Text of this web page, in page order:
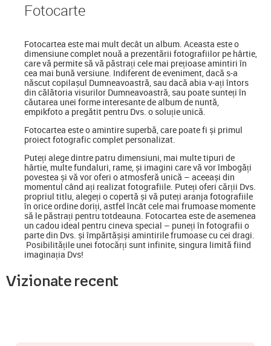
Fotocarte
Fotocartea este mai mult decât un album. Aceasta este o
dimensiune complet nouă a prezentării fotografiilor pe hârtie,
care vă permite să vă păstrați cele mai prețioase amintiri în
cea mai bună versiune. Indiferent de eveniment, dacă s-a
născut copilașul Dumneavoastră, sau dacă abia v-ați întors
din călătoria visurilor Dumneavoastră, sau poate sunteți în
căutarea unei forme interesante de album de nuntă,
empikfoto a pregătit pentru Dvs. o soluție unică.
Fotocartea este o amintire superbă, care poate fi și primul
proiect fotografic complet personalizat.
Puteți alege dintre patru dimensiuni, mai multe tipuri de
hârtie, multe fundaluri, rame, și imagini care vă vor îmbogăți
povestea și vă vor oferi o atmosferă unică – aceeași din
momentul când ați realizat fotografiile. Puteți oferi cărții Dvs.
propriul titlu, alegeți o copertă și vă puteți aranja fotografiile
în orice ordine doriți, astfel încât cele mai frumoase momente
să le păstrați pentru totdeauna. Fotocartea este de asemenea
un cadou ideal pentru cineva special – puneți în fotografii o
parte din Dvs. și împărtășiși amintirile frumoase cu cei dragi.
Posibilitățile unei fotocărți sunt infinite, singura limită fiind
imaginația Dvs!
Vizionate recent